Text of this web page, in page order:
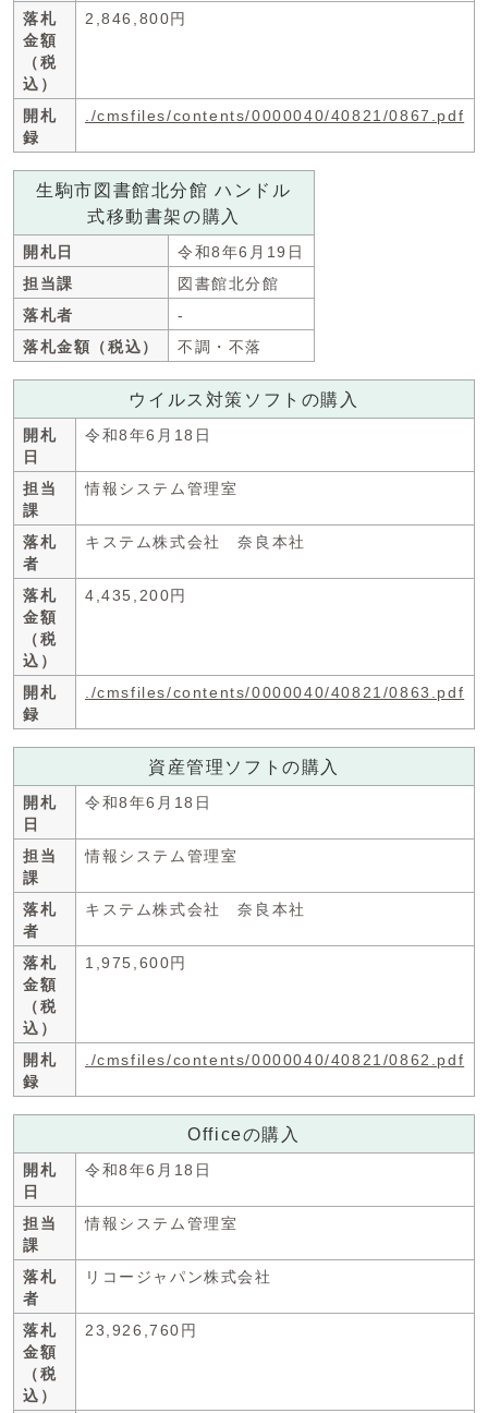
落札
金額
（税
込）
2,846,800円
開札
録
./cmsfiles/contents/0000040/40821/0867.pdf
生駒市図書館北分館 ハンドル
式移動書架の購入
開札日
令和8年6月19日
担当課
図書館北分館
落札者
-
落札金額（税込）
不調・不落
ウイルス対策ソフトの購入
開札
日
令和8年6月18日
担当
課
情報システム管理室
落札
者
キステム株式会社 奈良本社
落札
金額
（税
込）
4,435,200円
開札
録
./cmsfiles/contents/0000040/40821/0863.pdf
資産管理ソフトの購入
開札
日
令和8年6月18日
担当
課
情報システム管理室
落札
者
キステム株式会社 奈良本社
落札
金額
（税
込）
1,975,600円
開札
録
./cmsfiles/contents/0000040/40821/0862.pdf
Officeの購入
開札
日
令和8年6月18日
担当
課
情報システム管理室
落札
者
リコージャパン株式会社
落札
金額
（税
込）
23,926,760円